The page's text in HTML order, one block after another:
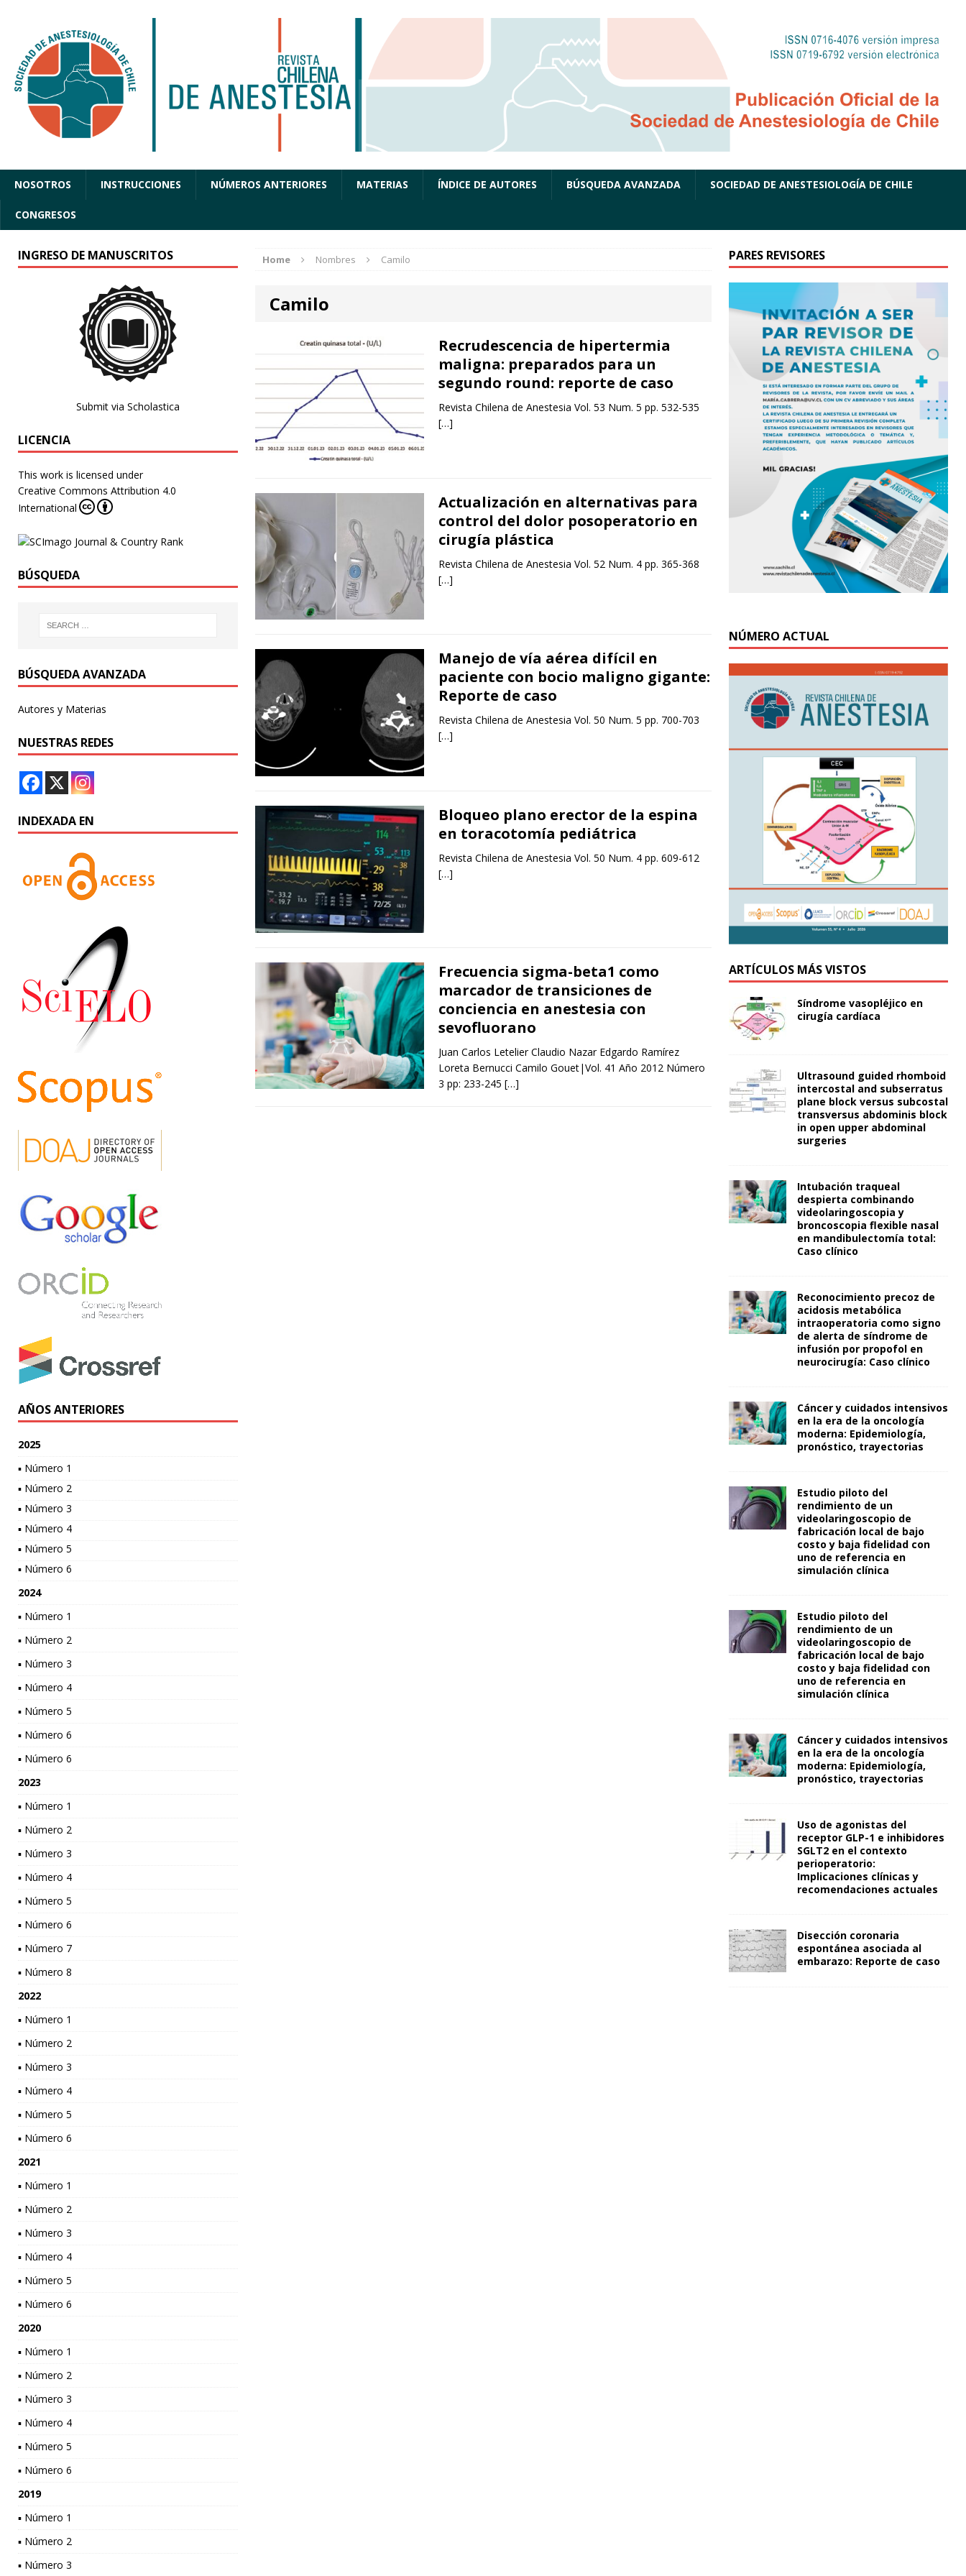
NOSOTROS INSTRUCCIONES NÚMEROS ANTERIORES MATERIAS ÍNDICE DE AUTORES BÚSQUEDA AVANZADA SOCIEDAD DE ANESTESIOLOGÍA DE CHILE
CONGRESOS
Home Nombres Camilo
Camilo
Recrudescencia de hipertermia
maligna: preparados para un
segundo round: reporte de caso
Revista Chilena de Anestesia Vol. 53 Num. 5 pp. 532-535
[…]
Actualización en alternativas para
control del dolor posoperatorio en
cirugía plástica
Revista Chilena de Anestesia Vol. 52 Num. 4 pp. 365-368
[…]
Manejo de vía aérea difícil en
paciente con bocio maligno gigante:
Reporte de caso
Revista Chilena de Anestesia Vol. 50 Num. 5 pp. 700-703
[…]
Bloqueo plano erector de la espina
en toracotomía pediátrica
Revista Chilena de Anestesia Vol. 50 Num. 4 pp. 609-612
[…]
Frecuencia sigma-beta1 como
marcador de transiciones de
conciencia en anestesia con
sevofluorano
Juan Carlos Letelier Claudio Nazar Edgardo Ramírez
Loreta Bernucci Camilo Gouet|Vol. 41 Año 2012 Número
3 pp: 233-245 […]
INGRESO DE MANUSCRITOS
Submit via Scholastica
LICENCIA
This work is licensed under
Creative Commons Attribution 4.0
International
BÚSQUEDA
BÚSQUEDA AVANZADA
Autores y Materias
NUESTRAS REDES
INDEXADA EN
AÑOS ANTERIORES
2025
▪ Número 1
▪ Número 2
▪ Número 3
▪ Número 4
▪ Número 5
▪ Número 6
2024
▪ Número 1
▪ Número 2
▪ Número 3
▪ Número 4
▪ Número 5
▪ Número 6
▪ Número 6
2023
▪ Número 1
▪ Número 2
▪ Número 3
▪ Número 4
▪ Número 5
▪ Número 6
▪ Número 7
▪ Número 8
2022
▪ Número 1
▪ Número 2
▪ Número 3
▪ Número 4
▪ Número 5
▪ Número 6
2021
▪ Número 1
▪ Número 2
▪ Número 3
▪ Número 4
▪ Número 5
▪ Número 6
2020
▪ Número 1
▪ Número 2
▪ Número 3
▪ Número 4
▪ Número 5
▪ Número 6
2019
▪ Número 1
▪ Número 2
▪ Número 3
PARES REVISORES
NÚMERO ACTUAL
ARTÍCULOS MÁS VISTOS
Síndrome vasopléjico en
cirugía cardíaca
Ultrasound guided rhomboid
intercostal and subserratus
plane block versus subcostal
transversus abdominis block
in open upper abdominal
surgeries
Intubación traqueal
despierta combinando
videolaringoscopia y
broncoscopia flexible nasal
en mandibulectomía total:
Caso clínico
Reconocimiento precoz de
acidosis metabólica
intraoperatoria como signo
de alerta de síndrome de
infusión por propofol en
neurocirugía: Caso clínico
Cáncer y cuidados intensivos
en la era de la oncología
moderna: Epidemiología,
pronóstico, trayectorias
Estudio piloto del
rendimiento de un
videolaringoscopio de
fabricación local de bajo
costo y baja fidelidad con
uno de referencia en
simulación clínica
Estudio piloto del
rendimiento de un
videolaringoscopio de
fabricación local de bajo
costo y baja fidelidad con
uno de referencia en
simulación clínica
Cáncer y cuidados intensivos
en la era de la oncología
moderna: Epidemiología,
pronóstico, trayectorias
Uso de agonistas del
receptor GLP-1 e inhibidores
SGLT2 en el contexto
perioperatorio:
Implicaciones clínicas y
recomendaciones actuales
Disección coronaria
espontánea asociada al
embarazo: Reporte de caso